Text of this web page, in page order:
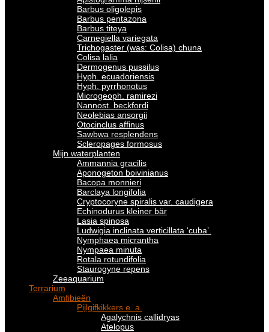
Barbus oligolepis
Barbus pentazona
Barbus titeya
Carnegiella variegata
Trichogaster (was: Colisa) chuna
Colisa lalia
Dermogenus pussilus
Hyph. ecuadoriensis
Hyph. pyrrhonotus
Microgeoph. ramirezi
Nannost. beckfordi
Neolebias ansorgii
Otocinclus affinus
Sawbwa resplendens
Scleropages formosus
Mijn waterplanten
Ammannia gracilis
Aponogeton boivinianus
Bacopa monnieri
Barclaya longifolia
Cryptocoryne spiralis var. caudigera
Echinodurus kleiner bär
Lasia spinosa
Ludwigia inclinata verticillata ‘cuba’.
Nymphaea micrantha
Nympaea minuta
Rotala rotundifolia
Staurogyne repens
Zeeaquarium
Terrarium
Amfibieën
Pijlgifkikkers e. a.
Agalychnis callidryas
Atelopus